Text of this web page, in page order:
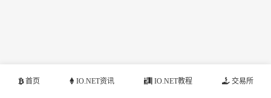
首页 IO.NET资讯 IO.NET教程 交易所